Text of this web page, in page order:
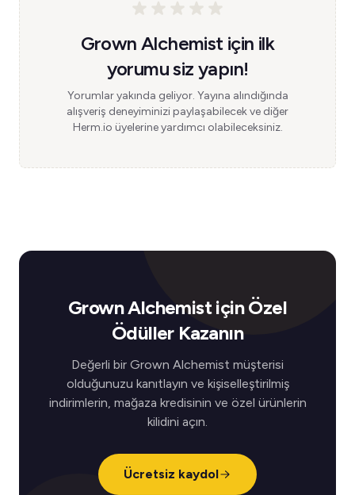
Grown Alchemist için ilk
yorumu siz yapın!
Yorumlar yakında geliyor. Yayına alındığında
alışveriş deneyiminizi paylaşabilecek ve diğer
Herm.io üyelerine yardımcı olabileceksiniz.
Grown Alchemist için Özel
Ödüller Kazanın
Değerli bir Grown Alchemist müşterisi
olduğunuzu kanıtlayın ve kişiselleştirilmiş
indirimlerin, mağaza kredisinin ve özel ürünlerin
kilidini açın.
Ücretsiz kaydol